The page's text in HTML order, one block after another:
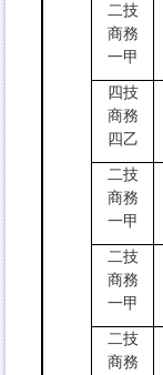
二技
商務
一甲
四技
商務
四乙
二技
商務
一甲
二技
商務
一甲
二技
商務